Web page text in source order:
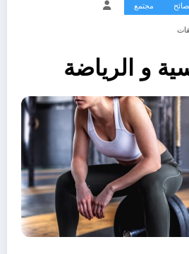
مجتمع
و الرياضة